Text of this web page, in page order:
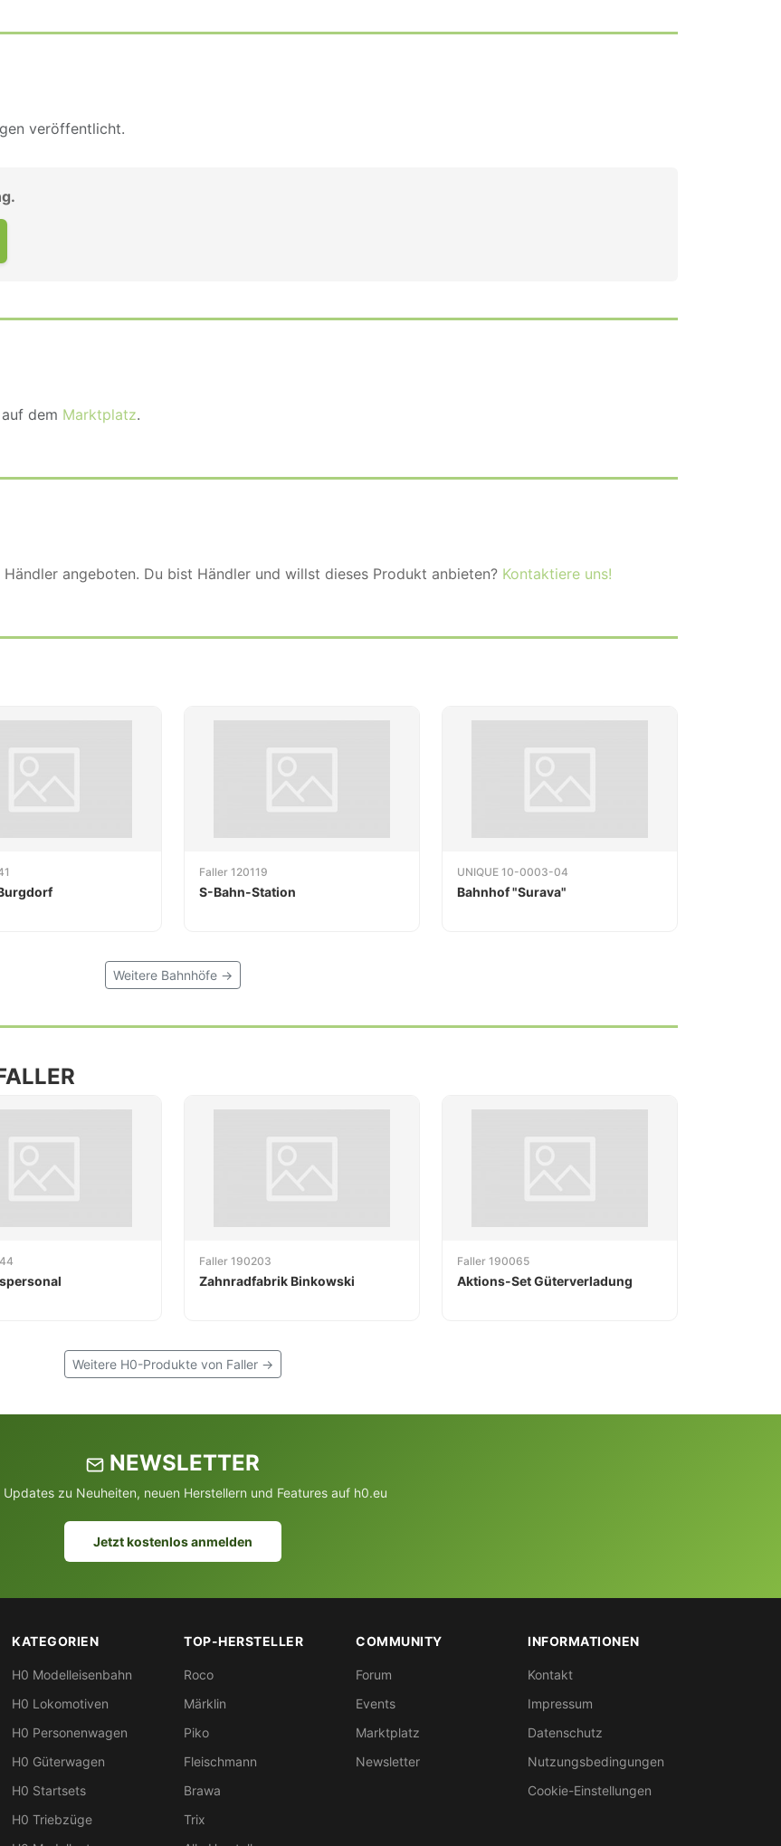
veröffentlicht.
dem Marktplatz.
angeboten. Du bist Händler und willst dieses Produkt anbieten? Kontaktiere uns!
Faller 120119
S-Bahn-Station
UNIQUE 10-0003-04
Bahnhof "Surava"
Weitere Bahnhöfe →
Faller 190203
Zahnradfabrik Binkowski
Faller 190065
Aktions-Set Güterverladung
Weitere H0-Produkte von Faller →
NEWSLETTER
Updates zu Neuheiten, neuen Herstellern und Features auf h0.eu
Jetzt kostenlos anmelden
KATEGORIEN
H0 Modelleisenbahn
H0 Lokomotiven
H0 Personenwagen
H0 Güterwagen
H0 Startsets
H0 Triebzüge
TOP-HERSTELLER
Roco
Märklin
Piko
Fleischmann
Brawa
Trix
COMMUNITY
Forum
Events
Marktplatz
Newsletter
INFORMATIONEN
Kontakt
Impressum
Datenschutz
Nutzungsbedingungen
Cookie-Einstellungen